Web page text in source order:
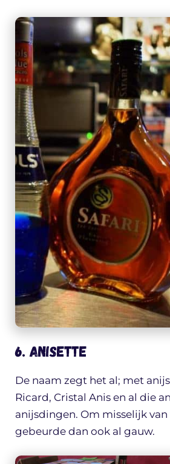
6. Anisette
De naam zegt het al; met
Ricard, Cristal Anis en al die
anijsdingen. Om misselijk
gebeurde dan ook al gauw.